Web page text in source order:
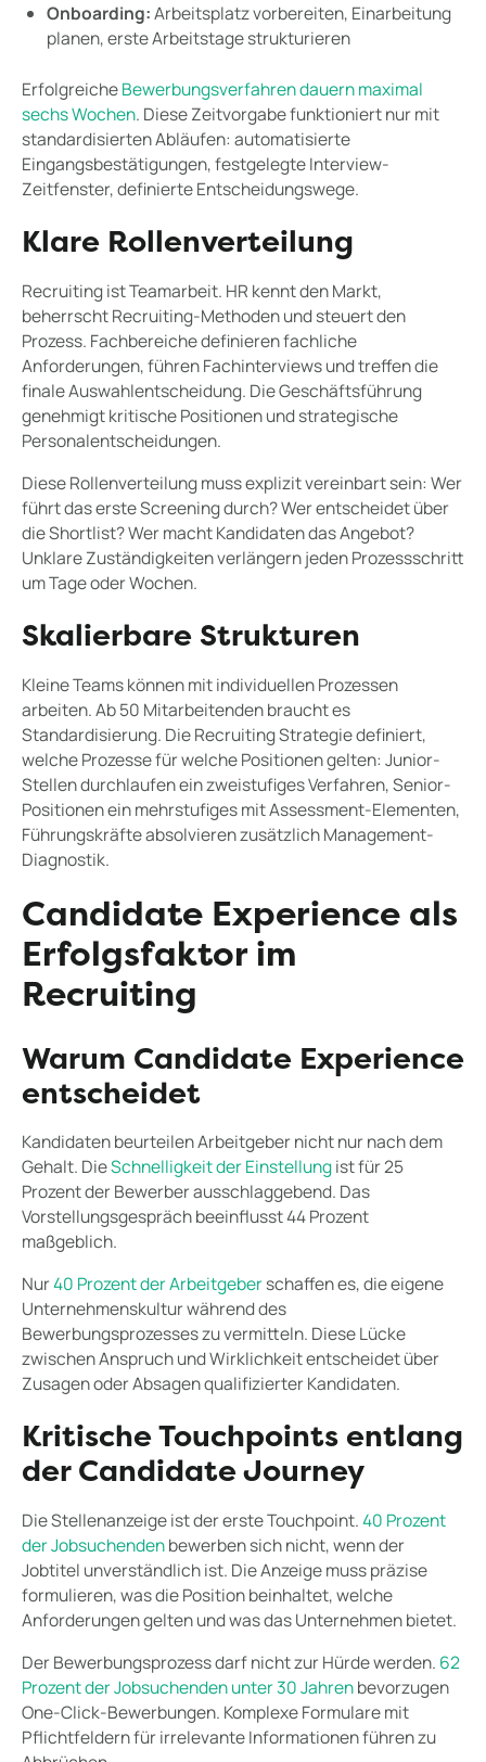
Onboarding:Arbeitsplatz vorbereiten, Einarbeitung
planen, erste Arbeitstage strukturieren
ErfolgreicheBewerbungsverfahren dauern maximal
sechs Wochen. Diese Zeitvorgabe funktioniert nur mit
standardisierten Abläufen: automatisierte
Eingangsbestätigungen, festgelegte Interview-
Zeitfenster, definierte Entscheidungswege.
Klare Rollenverteilung
Recruiting ist Teamarbeit. HR kennt den Markt,
beherrscht Recruiting-Methoden und steuert den
Prozess. Fachbereiche definieren fachliche
Anforderungen, führen Fachinterviews und treffen die
finale Auswahlentscheidung. Die Geschäftsführung
genehmigt kritische Positionen und strategische
Personalentscheidungen.
Diese Rollenverteilung muss explizit vereinbart sein: Wer
führt das erste Screening durch? Wer entscheidet über
die Shortlist? Wer macht Kandidaten das Angebot?
Unklare Zuständigkeiten verlängern jeden Prozessschritt
um Tage oder Wochen.
Skalierbare Strukturen
Kleine Teams können mit individuellen Prozessen
arbeiten. Ab 50 Mitarbeitenden braucht es
Standardisierung. Die Recruiting Strategie definiert,
welche Prozesse für welche Positionen gelten: Junior-
Stellen durchlaufen ein zweistufiges Verfahren, Senior-
Positionen ein mehrstufiges mit Assessment-Elementen,
Führungskräfte absolvieren zusätzlich Management-
Diagnostik.
Candidate Experience als
Erfolgsfaktor im
Recruiting
Warum Candidate Experience
entscheidet
Kandidaten beurteilen Arbeitgeber nicht nur nach dem
Gehalt. DieSchnelligkeit der Einstellungist für 25
Prozent der Bewerber ausschlaggebend. Das
Vorstellungsgespräch beeinflusst 44 Prozent
maßgeblich.
Nur40 Prozent der Arbeitgeberschaffen es, die eigene
Unternehmenskultur während des
Bewerbungsprozesses zu vermitteln. Diese Lücke
zwischen Anspruch und Wirklichkeit entscheidet über
Zusagen oder Absagen qualifizierter Kandidaten.
Kritische Touchpoints entlang
der Candidate Journey
Die Stellenanzeige ist der erste Touchpoint.40 Prozent
der Jobsuchendenbewerben sich nicht, wenn der
Jobtitel unverständlich ist. Die Anzeige muss präzise
formulieren, was die Position beinhaltet, welche
Anforderungen gelten und was das Unternehmen bietet.
Der Bewerbungsprozess darf nicht zur Hürde werden. 62
Prozent der Jobsuchenden unter 30 Jahrenbevorzugen
One-Click-Bewerbungen. Komplexe Formulare mit
Pflichtfeldern für irrelevante Informationen führen zu